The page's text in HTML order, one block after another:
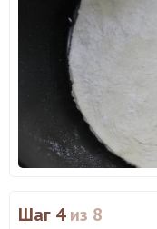
Шаг 4из 8